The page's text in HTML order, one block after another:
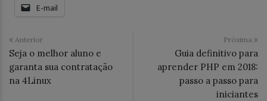
E-mail
Anterior
Seja o melhor aluno e
garanta sua contratação
na 4Linux
Próxima
Guia definitivo para
aprender PHP em 2018:
passo a passo para
iniciantes